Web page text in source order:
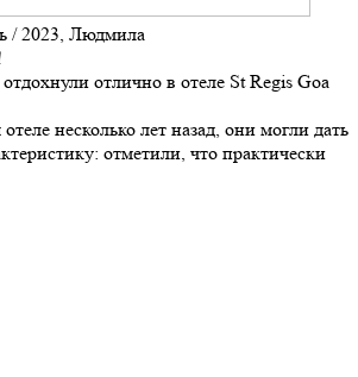
/ 2023, Людмила
отлично в отеле St Regis Goa
несколько лет назад, они могли дать
отметили, что практически